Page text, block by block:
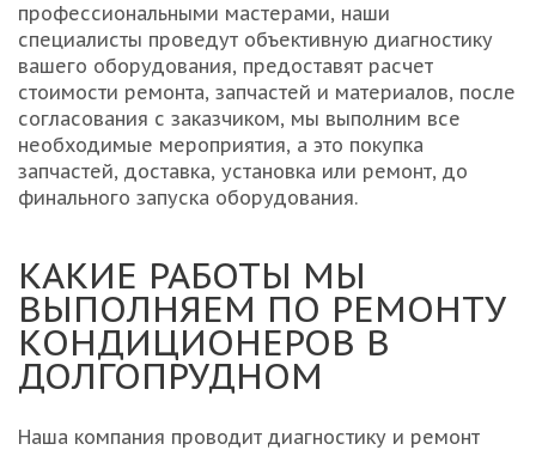
профессиональными мастерами, наши
специалисты проведут объективную диагностику
вашего оборудования, предоставят расчет
стоимости ремонта, запчастей и материалов, после
согласования с заказчиком, мы выполним все
необходимые мероприятия, а это покупка
запчастей, доставка, установка или ремонт, до
финального запуска оборудования.
КАКИЕ РАБОТЫ МЫ
ВЫПОЛНЯЕМ ПО РЕМОНТУ
КОНДИЦИОНЕРОВ В
ДОЛГОПРУДНОМ
Наша компания проводит диагностику и ремонт